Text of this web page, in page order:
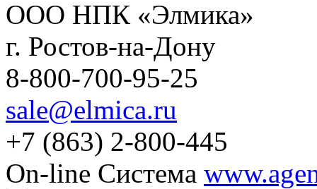
ООО НПК «Элмика»
г. Ростов-на-Дону
8-800-700-95-25
sale@elmica.ru
+7 (863) 2-800-445
On-line Система